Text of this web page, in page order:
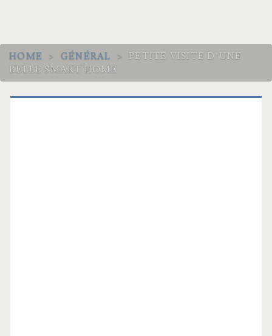
HOME > GÉNÉRAL >
PETITE VISITE D’UNE
BELLE SMART HOME